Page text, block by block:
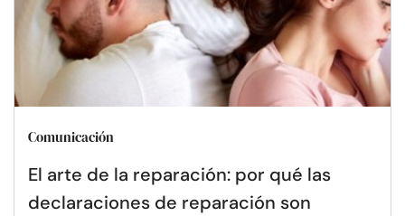
Comunicación
El arte de la reparación: por qué las
declaraciones de reparación son